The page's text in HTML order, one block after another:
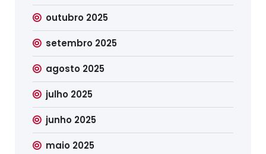
outubro 2025
setembro 2025
agosto 2025
julho 2025
junho 2025
maio 2025